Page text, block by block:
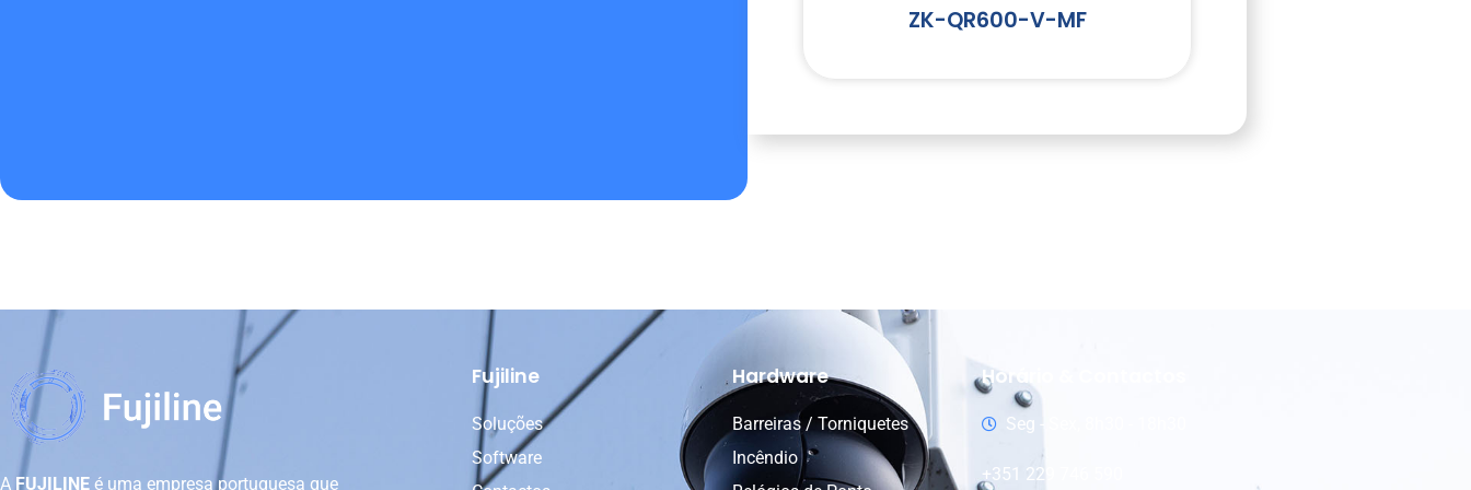
ZK-QR600-V-MF
A FUJILINE é uma empresa portuguesa que
Fujiline
Soluções
Software
Hardware
Barreiras / Torniquetes
Incêndio
Horário & Contactos
Seg - Sex, 8h30 - 18h30
+351 229 746 590